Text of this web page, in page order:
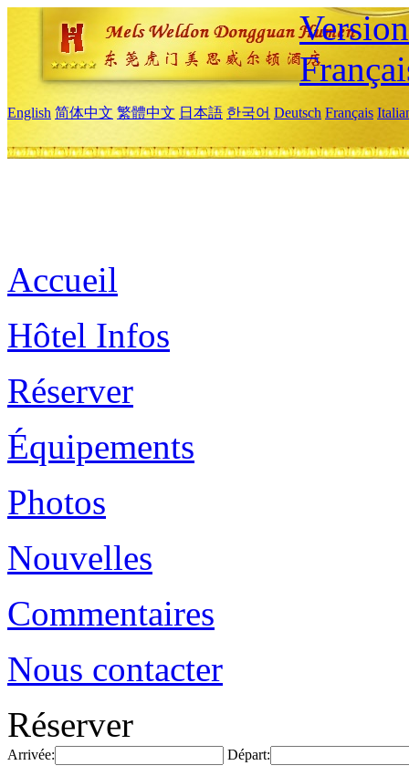
English 简体中文 繁體中文 日本語 한국어 Deutsch Français
Accueil
Hôtel Infos
Réserver
Équipements
Photos
Nouvelles
Commentaires
Nous contacter
Réserver
Arrivée: Départ: